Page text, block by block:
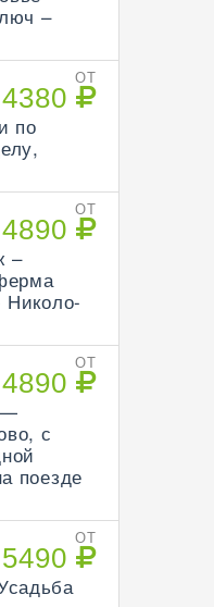
–
ОТ
4380
по
ОТ
4890
–
Николо-
ОТ
4890
—
с
поезде
ОТ
5490